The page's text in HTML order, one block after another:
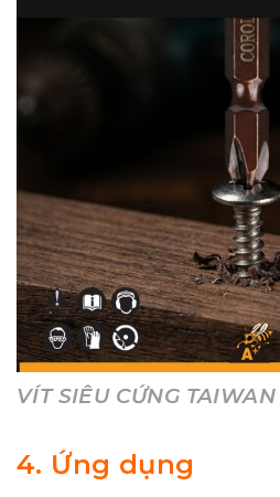
VÍT SIÊU CỨNG
4. Ứng dụng